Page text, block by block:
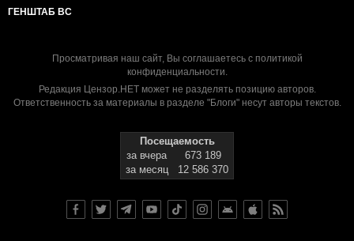
ГЕНШТАБ ВС
Просматривая наш сайт, Вы соглашаетесь с политикой
конфиденциальности.
Редакция Цензор.НЕТ может не разделять позицию авторов.
Ответственность за материалы в разделе "Блоги" несут авторы текстов.
Посещаемость
за вчера
673 189
за месяц
12 586 370